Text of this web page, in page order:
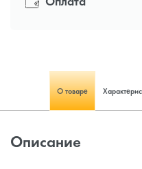
О товаре
Описание